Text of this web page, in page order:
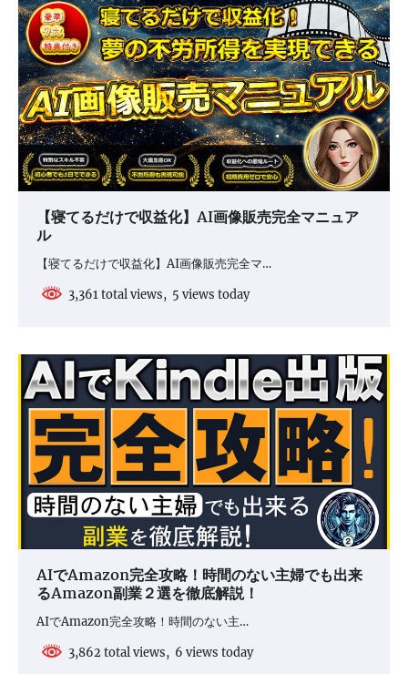
【寝てるだけで収益化】AI画像販売完全マニュア
ル
【寝てるだけで収益化】AI画像販売完全マ…
3,361 total views, 5 views today
AIでAmazon完全攻略！時間のない主婦でも出来
るAmazon副業２選を徹底解説！
AIでAmazon完全攻略！時間のない主…
3,862 total views, 6 views today